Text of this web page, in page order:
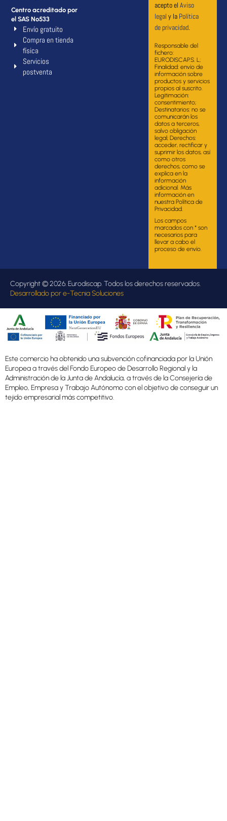
Centro acreditado por
el SAS Nº533
Envío gratuito
Compra en tienda
física
Servicios
postventa
acepto el Aviso
legal y la Política
de privacidad.
Responsable del
fichero:
EURODISCAP.S. L;
Finalidad: envío de
información sobre
productos y servicios
propios al suscrito.
Legitimación:
consentimiento;
Destinatarios: no se
comunicarán los
datos a terceros,
salvo obligación
legal; Derechos:
acceder, rectificar y
suprimir los datos, así
como otros
derechos, como se
explica en la
información
adicional. Más
información en
nuestra Política de
Privacidad.
Los campos
marcados con * son
necesarios para
llevar a cabo el
proceso de envío.
Copyright © 2026. Eurodiscap. Todos los derechos reservados.
Desarrollado pore-Tecnia Soluciones
Este comercio ha obtenido una subvención cofinanciada por la Unión
Europea a través del Fondo Europeo de Desarrollo Regional y la
Administración de la Junta de Andalucía, a través de la Consejería de
Empleo, Empresa y Trabajo Autónomo con el objetivo de conseguir un
tejido empresarial más competitivo.